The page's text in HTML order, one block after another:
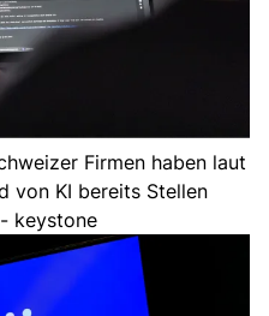
Firmen haben laut
von KI bereits Stellen
keystone